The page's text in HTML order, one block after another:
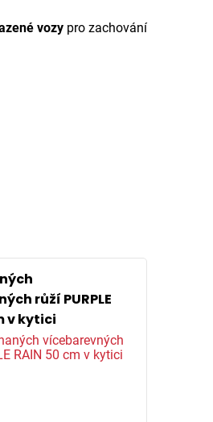
vozypro zachování
růží PURPLE
v kytici